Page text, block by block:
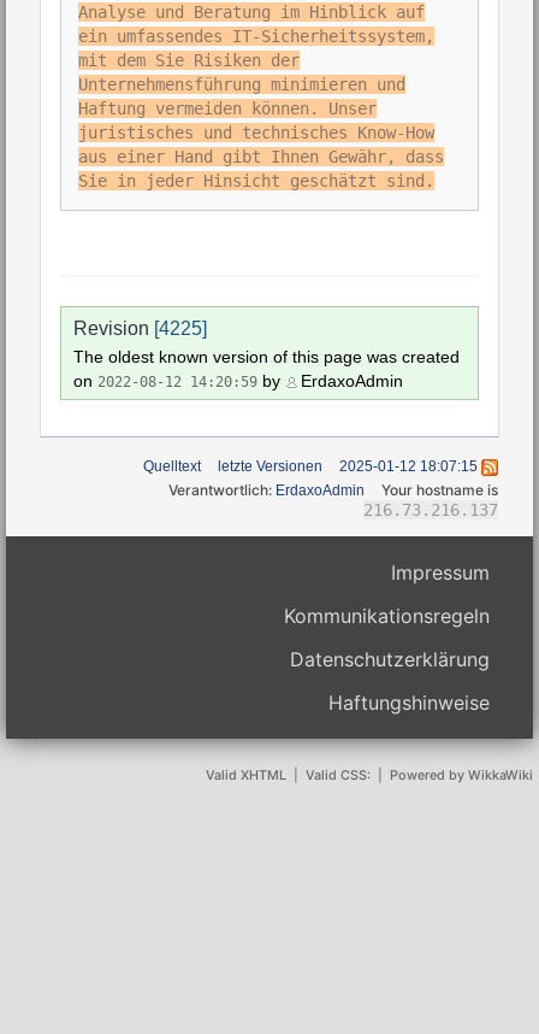
Analyse und Beratung im Hinblick auf
ein umfassendes IT-Sicherheitssystem,
mit dem Sie Risiken der
Unternehmensführung minimieren und
Haftung vermeiden können. Unser
juristisches und technisches Know-How
aus einer Hand gibt Ihnen Gewähr, dass
Sie in jeder Hinsicht geschätzt sind.
Revision [4225]
The oldest known version of this page was created
on 2022-08-12 14:20:59 by ErdaxoAdmin
Quelltext letzte Versionen 2025-01-12 18:07:15
Verantwortlich: ErdaxoAdmin Your hostname is
216.73.216.137
Impressum
Kommunikationsregeln
Datenschutzerklärung
Haftungshinweise
Valid XHTML Valid CSS: Powered by WikkaWiki